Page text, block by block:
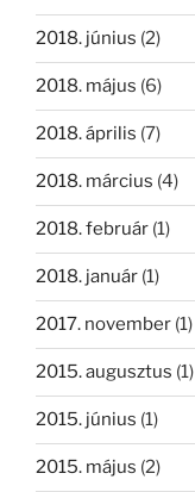
2018. június (2)
2018. május (6)
2018. április (7)
2018. március (4)
2018. február (1)
2018. január (1)
2017. november (1)
2015. augusztus (1)
2015. június (1)
2015. május (2)